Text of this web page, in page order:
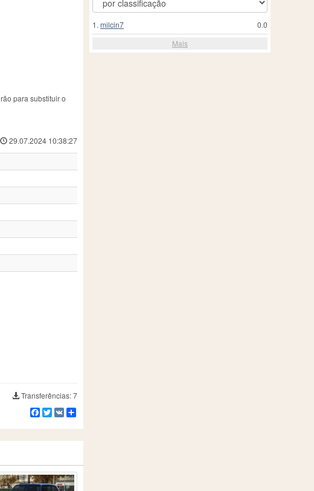
para substituir o
29.07.2024 10:38:27
Transferências: 7
Facebook
Twitter
VK
0.0
1. milcin7
Mais